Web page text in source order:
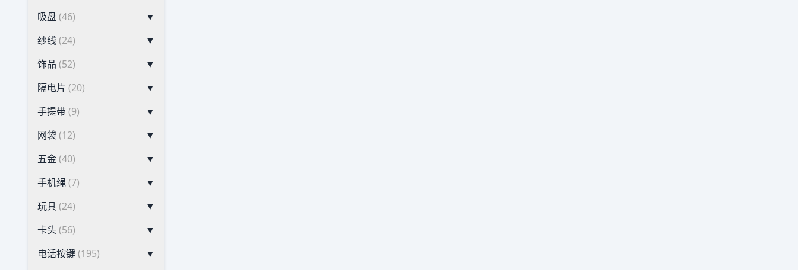
吸盘(46)
▼
纱线(24)
▼
饰品 (52)
▼
隔电片 (20)
▼
手提带(9)
▼
网袋(12)
▼
五金(40)
▼
手机绳(7)
▼
玩具(24)
▼
卡头(56)
▼
电话按键(195)
▼